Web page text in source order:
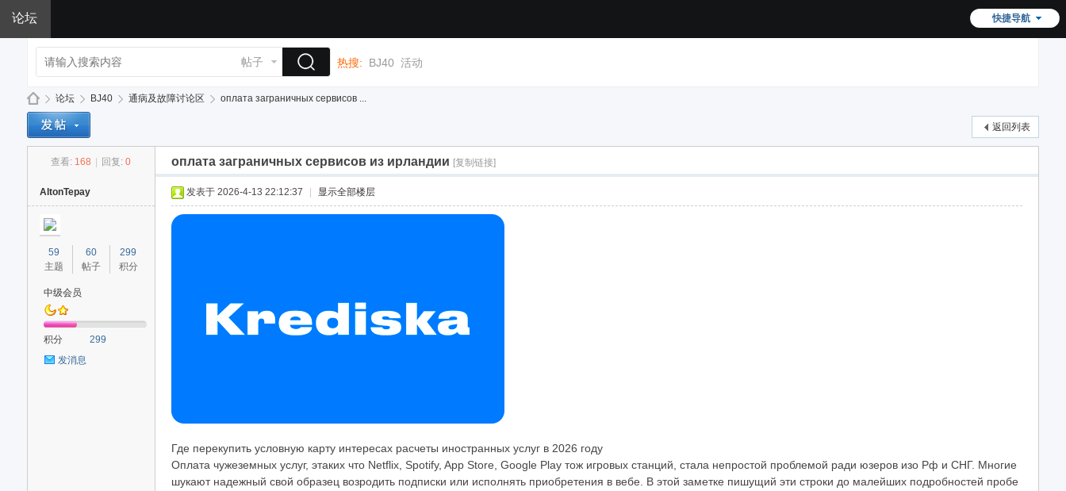
快捷导航
论坛
帖子 热搜: BJ40 活动
论坛
›
BJ40
›
通病及故障讨论区
›
оплата заграничных сервисов ...
返回列表
查看: 168 回复: 0 оплата заграничных сервисов из ирландии [复制链接]
AltonTepay
59
主题
60
帖子
299
积分
中级会员
积分
299
发消息
发表于 2026-4-13 22:12:37 显示全部楼层
Где перекупить условную карту интересах расчеты иностранных услуг в 2026 году
Оплата чужеземных услуг, этаких что Netflix, Spotify, App Store, Google Play тож игровых станций, стала непростой проблемой ради юзеров изо Рф и СНГ. Многие
шукают надежный свой образец возродить подписки или исполнять приобретения в вебе. В этой заметке пишущий эти строки до малейших подробностей пробе